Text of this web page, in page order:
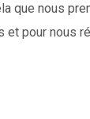
que nous
et pour nous